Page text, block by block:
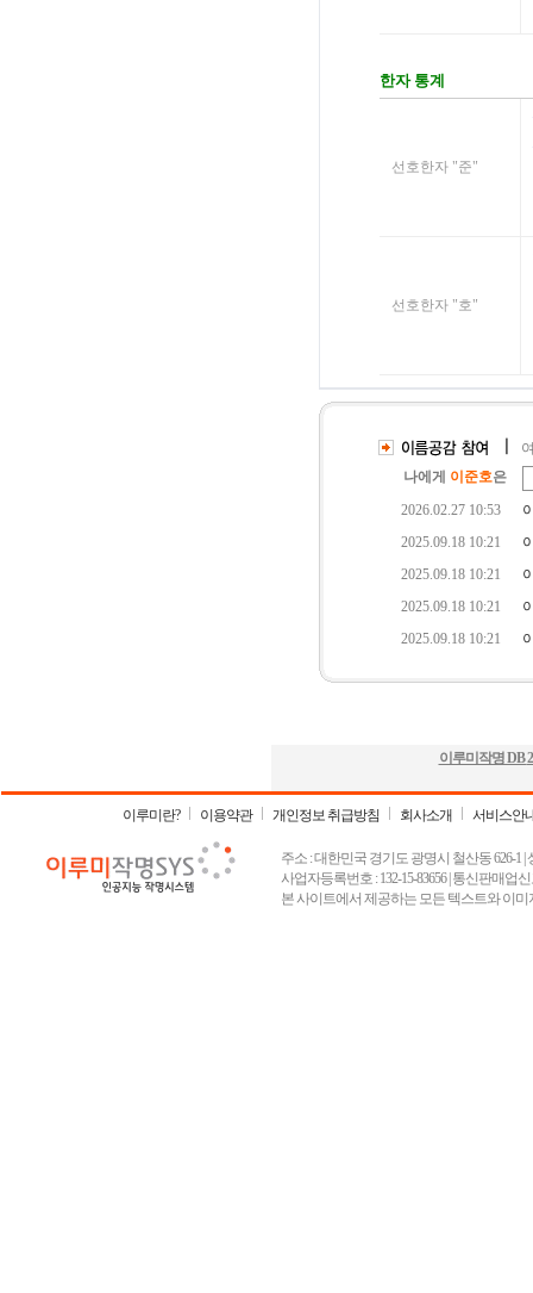
이루미작명 DB
이루미란? 이용약관 개인정보 취급방침 회사소개 서비스안
주소 : 대한민국 경기도 광명시 철산동 626-1 |
사업자등록번호 : 132-15-83656 | 통신판매업
본 사이트에서 제공하는 모든 텍스트와 이